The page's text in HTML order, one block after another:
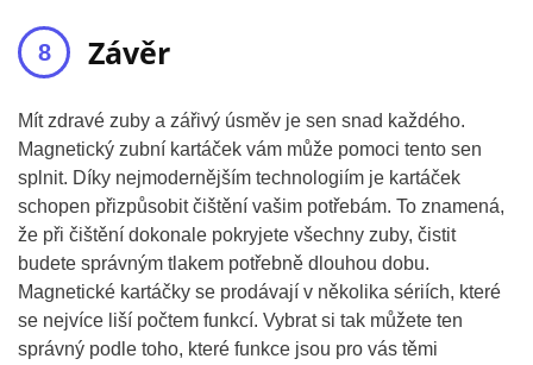
Závěr
Mít zdravé zuby a zářivý úsměv je sen snad každého.
Magnetický zubní kartáček vám může pomoci tento sen
splnit. Díky nejmodernějším technologiím je kartáček
schopen přizpůsobit čištění vašim potřebám. To znamená,
že při čištění dokonale pokryjete všechny zuby, čistit
budete správným tlakem potřebně dlouhou dobu.
Magnetické kartáčky se prodávají v několika sériích, které
se nejvíce liší počtem funkcí. Vybrat si tak můžete ten
správný podle toho, které funkce jsou pro vás těmi